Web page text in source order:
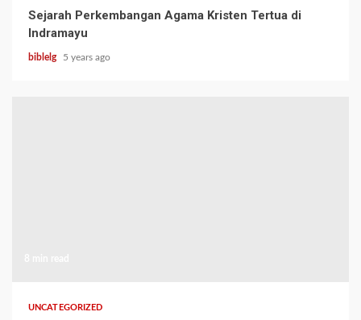
Sejarah Perkembangan Agama Kristen Tertua di
Indramayu
biblelg 5 years ago
UNCATEGORIZED